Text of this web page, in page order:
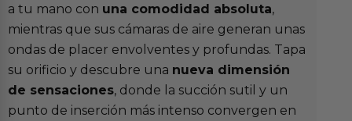
a tu mano con una comodidad absoluta,
mientras que sus cámaras de aire generan unas
ondas de placer envolventes y profundas. Tapa
su orificio y descubre una nueva dimensión
de sensaciones, donde la succión sutil y un
punto de inserción más intenso convergen en